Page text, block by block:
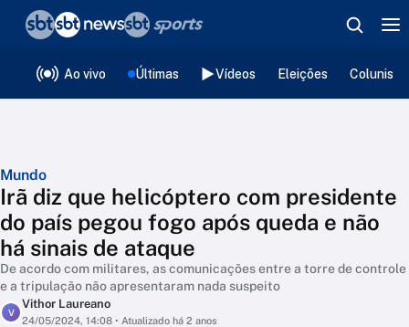
Ao vivo Últimas Vídeos Eleições
Mundo
Irã diz que helicóptero com presidente
do país pegou fogo após queda e não
há sinais de ataque
De acordo com militares, as comunicações entre a torre de controle
e a tripulação não apresentaram nada suspeito
V
Vithor Laureano
24/05/2024, 14:08 • Atualizado há 2 anos
❮voltar
Editorias